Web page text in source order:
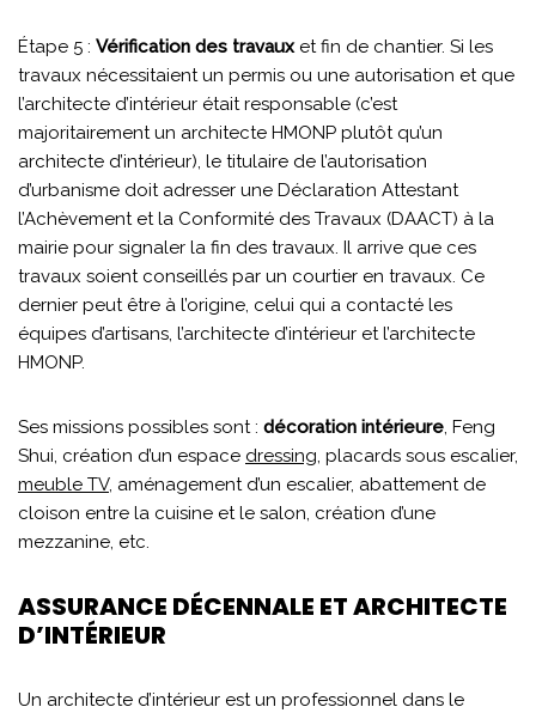
Étape 5 : Vérification des travauxet fin de chantier. Si les
travaux nécessitaient un permis ou une autorisation et que
l’architecte d’intérieur était responsable (c’est
majoritairement un architecte HMONP plutôt qu’un
architecte d’intérieur), le titulaire de l’autorisation
d’urbanisme doit adresser une Déclaration Attestant
l’Achèvement et la Conformité des Travaux (DAACT) à la
mairie pour signaler la fin des travaux. Il arrive que ces
travaux soient conseillés par un courtier en travaux. Ce
dernier peut être à l’origine, celui qui a contacté les
équipes d’artisans, l’architecte d’intérieur et l’architecte
HMONP.
Ses missions possibles sont : décoration intérieure, Feng
Shui, création d’un espace dressing, placards sous escalier,
meuble TV, aménagement d’un escalier, abattement de
cloison entre la cuisine et le salon, création d’une
mezzanine, etc.
ASSURANCE DÉCENNALE ET ARCHITECTE
D’INTÉRIEUR
Un architecte d’intérieur est un professionnel dans le